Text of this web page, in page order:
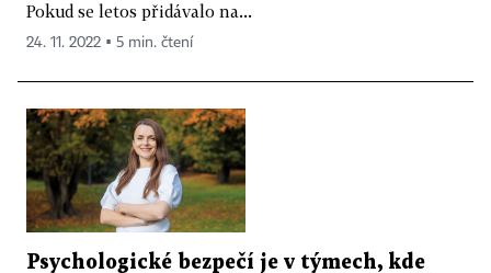
Pokud se letos přidávalo na...
24. 11. 2022 ▪ 5 min. čtení
Psychologické bezpečí je v týmech, kde